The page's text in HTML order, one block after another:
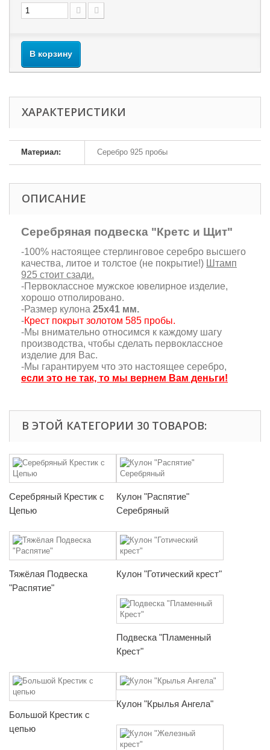
В корзину
ХАРАКТЕРИСТИКИ
Материал: Серебро 925 пробы
ОПИСАНИЕ
Серебряная подвеска "Кретс и Щит"
-100% настоящее стерлинговое серебро высшего
качества, литое и толстое (не покрытие!) Штамп
925 стоит сзади.
-Первоклассное мужское ювелирное изделие,
хорошо отполировано.
-Размер кулона 25х41 мм.
-Крест покрыт золотом 585 пробы.
-Мы внимательно относимся к каждому шагу
производства, чтобы сделать первоклассное
изделие для Вас.
-Мы гарантируем что это настоящее серебро,
если это не так, то мы вернем Вам деньги!
В ЭТОЙ КАТЕГОРИИ 30 ТОВАРОВ:
Серебряный Крестик с
Цепью
Кулон "Распятие"
Серебряный
Тяжёлая Подвеска
"Распятие"
Кулон "Готический крест"
Подвеска "Пламенный
Крест"
Большой Крестик с
цепью
Кулон "Крылья Ангела"